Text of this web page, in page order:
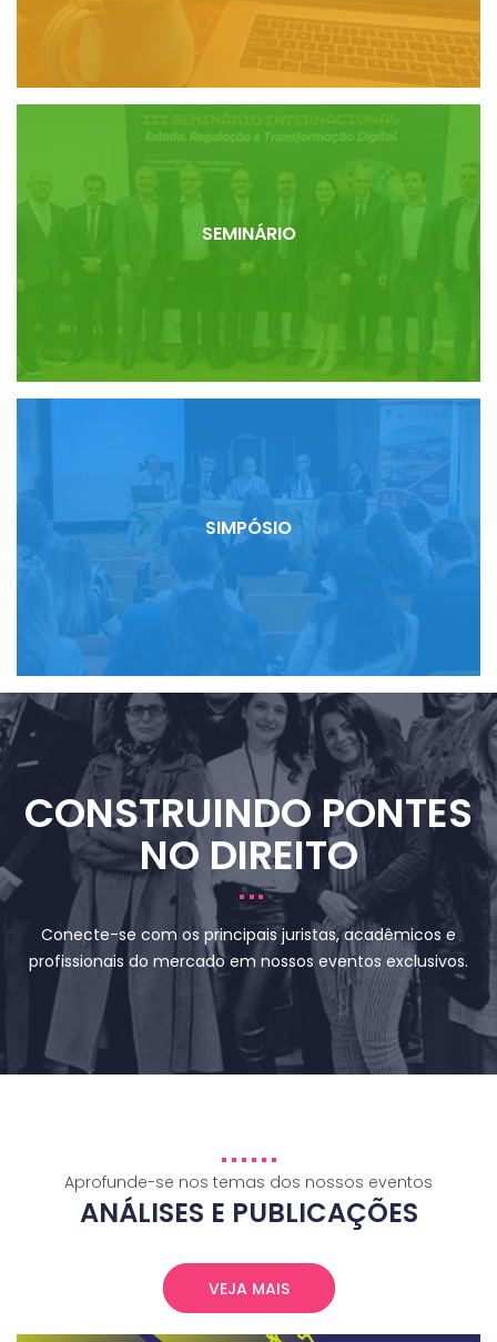
SEMINÁRIO
SIMPÓSIO
CONSTRUINDO PONTES
NO DIREITO
Conecte-se com os principais juristas, acadêmicos e
profissionais do mercado em nossos eventos exclusivos.
Aprofunde-se nos temas dos nossos eventos
ANÁLISES E PUBLICAÇÕES
VEJA MAIS